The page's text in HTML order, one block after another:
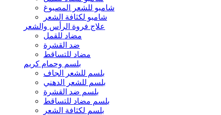
شامبو للشعر المصبوغ
شامبو لكثافة الشعر
علاج فروة الرأس والشعر
مضاد للقمل
ضد القشرة
مضاد للتساقط
بلسم وحمام كريم
بلسم للشعر الجاف
بلسم للشعر الدهني
بلسم ضد القشرة
بلسم مضاد للتساقط
بلسم لكثافة الشعر